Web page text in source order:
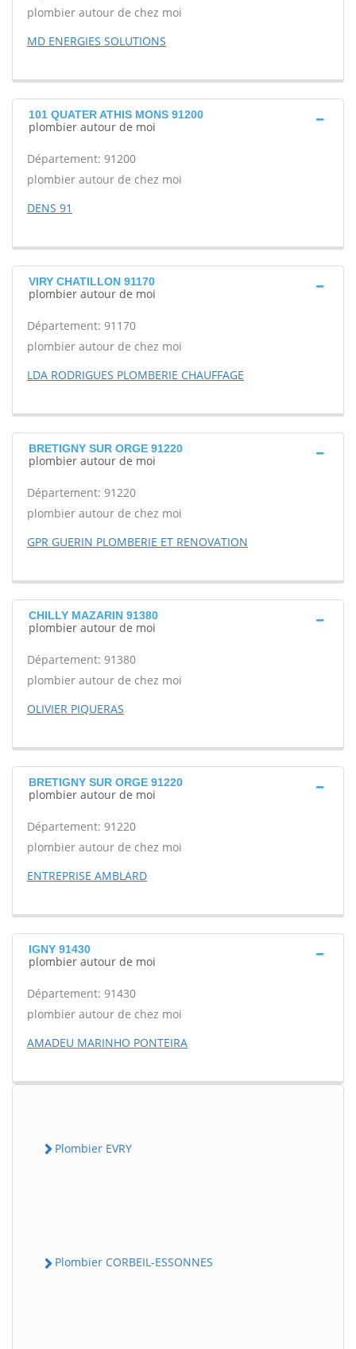
plombier autour de chez moi
MD ENERGIES SOLUTIONS
101 QUATER ATHIS MONS 91200
plombier autour de moi
Département: 91200
plombier autour de chez moi
DENS 91
VIRY CHATILLON 91170
plombier autour de moi
Département: 91170
plombier autour de chez moi
LDA RODRIGUES PLOMBERIE CHAUFFAGE
BRETIGNY SUR ORGE 91220
plombier autour de moi
Département: 91220
plombier autour de chez moi
GPR GUERIN PLOMBERIE ET RENOVATION
CHILLY MAZARIN 91380
plombier autour de moi
Département: 91380
plombier autour de chez moi
OLIVIER PIQUERAS
BRETIGNY SUR ORGE 91220
plombier autour de moi
Département: 91220
plombier autour de chez moi
ENTREPRISE AMBLARD
IGNY 91430
plombier autour de moi
Département: 91430
plombier autour de chez moi
AMADEU MARINHO PONTEIRA
Plombier EVRY
Plombier CORBEIL-ESSONNES